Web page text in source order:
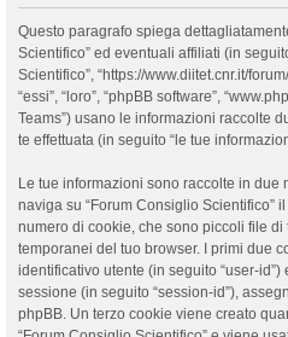
Questo paragrafo spiega
Scientifico” ed eventuali affiliati (in
Scientifico”, “https://www.diitet.cnr.it/
“essi”, “loro”, “phpBB software”,
Teams”) usano le informazioni raccolte
te effettuata (in seguito “le tue
Le tue informazioni sono raccolte in due
naviga su “Forum Consiglio Scientifico”
numero di cookie, che sono piccoli file
temporanei del tuo browser. I primi due
identificativo utente (in seguito “user-
sessione (in seguito “session-id”),
phpBB. Un terzo cookie viene creato